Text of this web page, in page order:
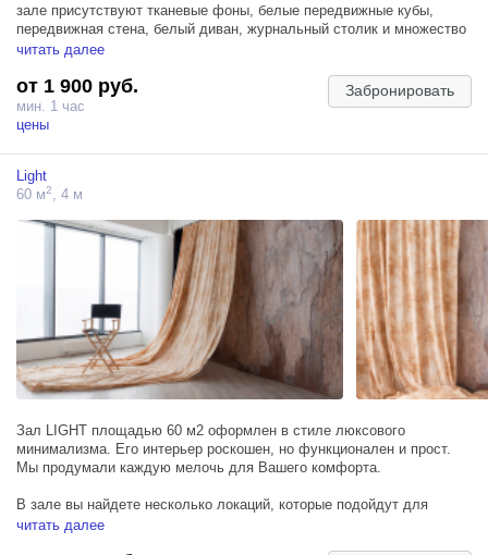
зале присутствуют тканевые фоны, белые передвижные кубы,
передвижная стена, белый диван, журнальный столик и множество
стульев.
Оборудование в зале:
- 3 источника импульсного света ProfotoD2
- softbox RFI 3 octa
- softbox RFI 1x6 (стрипбокс)
фото является освещение. С этой точки зрения зал Sun
предоставляет идеальные возможности: огромные окна от пола до
потолка обеспечивают великолепное естественное освещение, а с
помощью источников импульсного света и синхронизатора,
размещенного в зале, можно создавать необычные световые
эффекты, которые придадут вашим фото особую стильность.
читать далее
от 1 900 руб.
мин. 1 час
цены
Забронировать
Light
60 м2, 4 м
Зал LIGHT площадью 60 м2 оформлен в стиле люксового
минимализма. Его интерьер роскошен, но функционален и прост.
Мы продумали каждую мелочь для Вашего комфорта.
В зале вы найдете несколько локаций, которые подойдут для
портретных съемок, стилистических капсул и лукбуков.
читать далее